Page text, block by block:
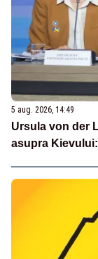
5 aug. 2026, 14:49
Ursula von der
asupra